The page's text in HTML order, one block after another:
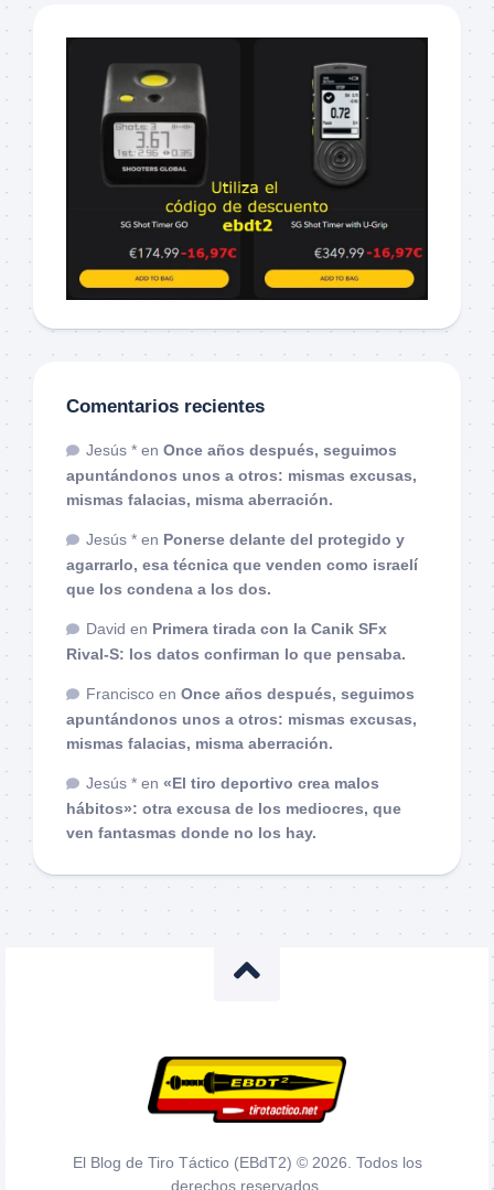
Comentarios recientes
Jesús * en Once años después, seguimos
apuntándonos unos a otros: mismas excusas,
mismas falacias, misma aberración.
Jesús * en Ponerse delante del protegido y
agarrarlo, esa técnica que venden como israelí
que los condena a los dos.
David en Primera tirada con la Canik SFx
Rival-S: los datos confirman lo que pensaba.
Francisco en Once años después, seguimos
apuntándonos unos a otros: mismas excusas,
mismas falacias, misma aberración.
Jesús * en «El tiro deportivo crea malos
hábitos»: otra excusa de los mediocres, que
ven fantasmas donde no los hay.
El Blog de Tiro Táctico (EBdT2) © 2026. Todos los
derechos reservados.